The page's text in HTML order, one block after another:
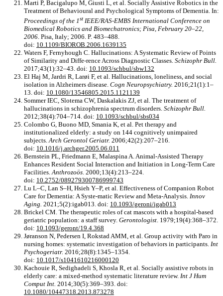
Marti P, Bacigalupo M, Giusti L, et al. Socially Assistive Robotics in the
Treatment of Behavioural and Psychological Symptoms of Dementia. In:
Proceedings of the 1stIEEE/RAS-EMBS International Conference on
Biomedical Robotics and Biomechatronics; Pisa, February 20–22,
2006 . Pisa, Italy; 2006. P. 483–488.
doi: 10.1109/BIOROB.2006.1639135
Waters F, Fernyhough C. Hallucinations: A Systematic Review of Points
of Similarity and Diffe-rence Across Diagnostic Classes. Schizophr Bull.
2017;43(1):32–43. doi: 10.1093/schbul/sbw132
El Haj M, Jardri R, Larøi F, et al. Hallucinations, loneliness, and social
isolation in Alzheimers disease. Cogn Neuropsychiatry. 2016;21(1):1–
13. doi: 10.1080/13546805.2015.1121139
Sommer IEC, Slotema CW, Daskalakis ZJ, et al. The treatment of
hallucinations in schizophrenia spectrum disorders. Schizophr Bull.
2012;38(4):704–714. doi: 10.1093/schbul/sbs034
Colombo G, Buono MD, Smania K, et al. Pet therapy and
institutionalized elderly: a study on 144 cognitively unimpaired
subjects. Arch Gerontol Geriatr. 2006;42(2):207–216.
doi: 10.1016/j.archger.2005.06.011
Bernstein PL, Friedmann E, Malaspina A. Animal-Assisted Therapy
Enhances Resident Social Interaction and Initiation in Long-Term Care
Facilities. Anthrozoös . 2000;13(4):213–224.
doi: 10.2752/089279300786999743
Lu L–C, Lan S–H, Hsieh Y–P, et al. Effectiveness of Companion Robot
Care for Dementia: A Syste-matic Review and Meta-Analysis. Innov
Aging. 2021;5(2):igab013. doi: 10.1093/geroni/igab013
Brickel CM. The therapeutic roles of cat mascots with a hospital-based
geriatric population: a staff survey. Gerontologist . 1979;19(4):368–372.
doi: 10.1093/geront/19.4.368
Jøranson N, Pedersen I, Rokstad AMM, et al. Group activity with Paro in
nursing homes: systematic investigation of behaviors in participants. Int
Psychogeriatr. 2016;28(8):1345–1354.
doi: 10.1017/s1041610216000120
Kachouie R, Sedighadeli S, Khosla R, et al. Socially assistive robots in
elderly care: a mixed-method systematic literature review. Int J Hum
Comput Int. 2014;30(5):369–393. doi:
10.1080/10447318.2013.873278